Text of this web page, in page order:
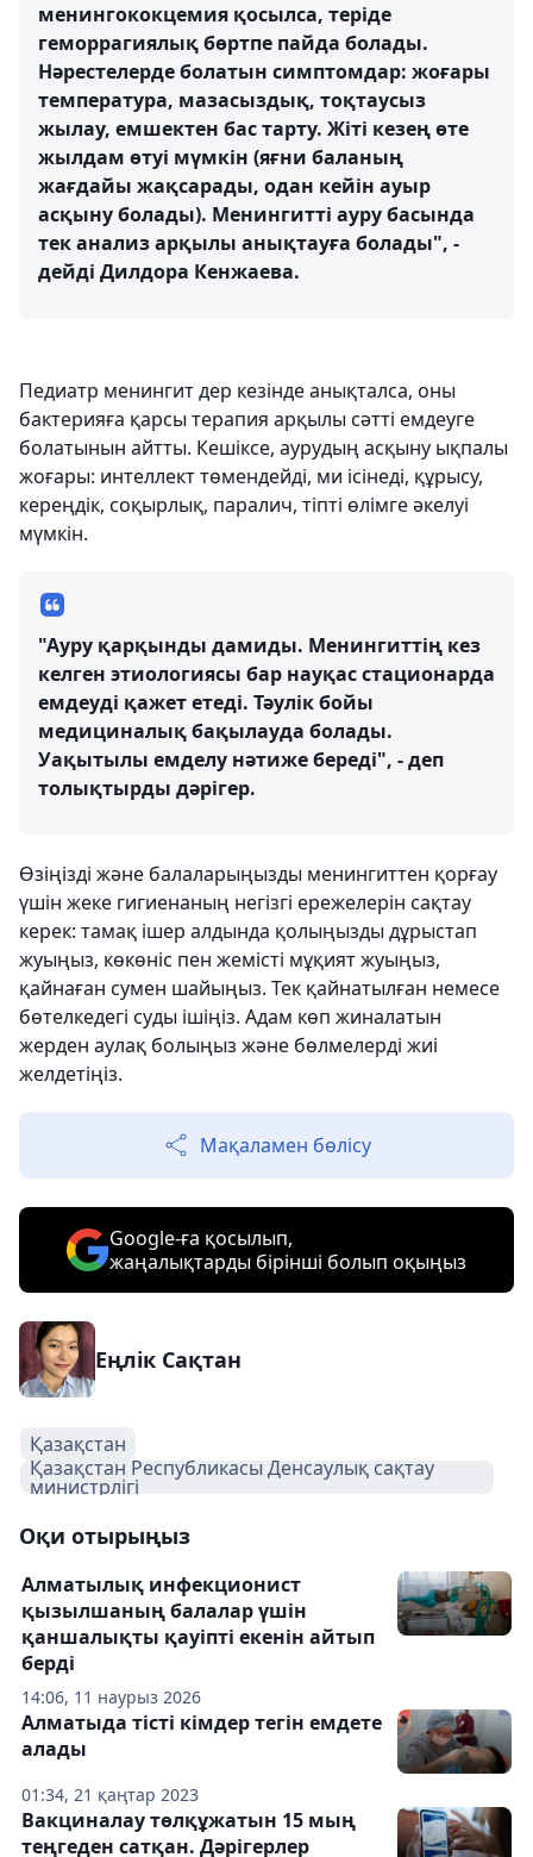
менингококцемия қосылса, теріде
геморрагиялық бөртпе пайда болады.
Нәрестелерде болатын симптомдар: жоғары
температура, мазасыздық, тоқтаусыз
жылау, емшектен бас тарту. Жіті кезең өте
жылдам өтуі мүмкін (яғни баланың
жағдайы жақсарады, одан кейін ауыр
асқыну болады). Менингитті ауру басында
тек анализ арқылы анықтауға болады", -
дейді Дилдора Кенжаева.
Педиатр менингит дер кезінде анықталса, оны
бактерияға қарсы терапия арқылы сәтті емдеуге
болатынын айтты. Кешіксе, аурудың асқыну ықпалы
жоғары: интеллект төмендейді, ми ісінеді, құрысу,
кереңдік, соқырлық, паралич, тіпті өлімге әкелуі
мүмкін.
"Ауру қарқынды дамиды. Менингиттің кез
келген этиологиясы бар науқас стационарда
емдеуді қажет етеді. Тәулік бойы
медициналық бақылауда болады.
Уақытылы емделу нәтиже береді", - деп
толықтырды дәрігер.
Өзіңізді және балаларыңызды менингиттен қорғау
үшін жеке гигиенаның негізгі ережелерін сақтау
керек: тамақ ішер алдында қолыңызды дұрыстап
жуыңыз, көкөніс пен жемісті мұқият жуыңыз,
қайнаған сумен шайыңыз. Тек қайнатылған немесе
бөтелкедегі суды ішіңіз. Адам көп жиналатын
жерден аулақ болыңыз және бөлмелерді жиі
желдетіңіз.
Мақаламен бөлісу
Google-ға қосылып,
жаңалықтарды бірінші болып оқыңыз
Еңлік Сақтан
Қазақстан
Қазақстан Республикасы Денсаулық сақтау
министрлігі
Оқи отырыңыз
14:06, 11 наурыз 2026
Алматылық инфекционист
қызылшаның балалар үшін
қаншалықты қауіпті екенін айтып
берді
01:34, 21 қаңтар 2023
Алматыда тісті кімдер тегін емдете
алады
Вакциналау төлқұжатын 15 мың
теңгеден сатқан. Дәрігерлер